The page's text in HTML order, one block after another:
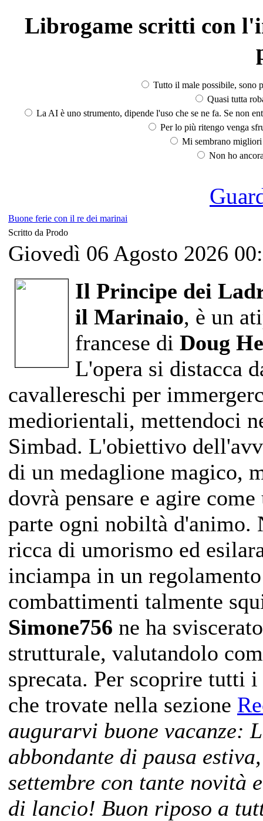
Librogame scritti con
Tutto il male possibile, sono
Quasi tutta
La AI è uno strumento, dipende l'uso che se ne fa. Se non
Per lo più ritengo venga
Mi sembrano
Non ho
Buone ferie con il re dei marinai
Scritto da Prodo
Giovedì 06 Agosto 2026
Il Principe dei
il Marinaio, è un
francese di Doug
L'opera si distacca
cavallereschi per
mediorientali, mettendoci
Simbad. L'obiettivo
di un medaglione magico,
dovrà pensare e agire
parte ogni nobiltà d'animo.
ricca di umorismo ed
inciampa in un
combattimenti talmente
Simone756 ne ha
strutturale, valutandolo
sprecata. Per scoprire tutti
che trovate nella sezione
augurarvi buone vacanze:
abbondante di pausa
settembre con tante novità
di lancio! Buon riposo a